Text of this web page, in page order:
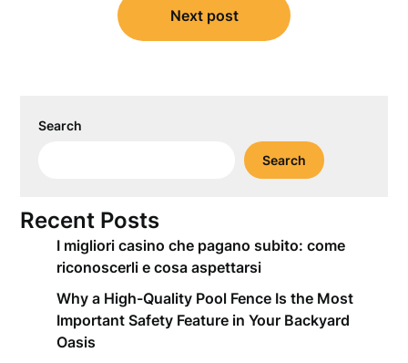
Next post
Search
Search
Recent Posts
I migliori casino che pagano subito: come
riconoscerli e cosa aspettarsi
Why a High-Quality Pool Fence Is the Most
Important Safety Feature in Your Backyard
Oasis